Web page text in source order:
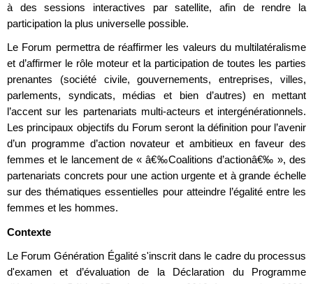
à des sessions interactives par satellite, afin de rendre la
participation la plus universelle possible.
Le Forum permettra de réaffirmer les valeurs du multilatéralisme
et d’affirmer le rôle moteur et la participation de toutes les parties
prenantes (société civile, gouvernements, entreprises, villes,
parlements, syndicats, médias et bien d’autres) en mettant
l’accent sur les partenariats multi-acteurs et intergénérationnels.
Les principaux objectifs du Forum seront la définition pour l’avenir
d’un programme d’action novateur et ambitieux en faveur des
femmes et le lancement de « â€‰Coalitions d’actionâ€‰ », des
partenariats concrets pour une action urgente et à grande échelle
sur des thématiques essentielles pour atteindre l’égalité entre les
femmes et les hommes.
Contexte
Le Forum Génération Égalité s'inscrit dans le cadre du processus
d'examen et d’évaluation de la Déclaration du Programme